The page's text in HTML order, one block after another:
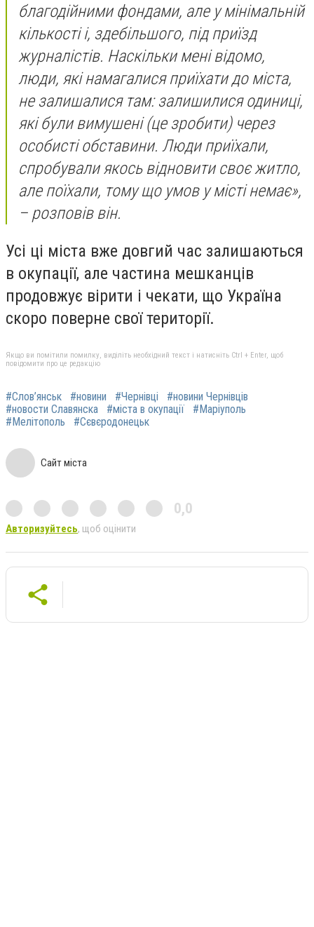
благодійними фондами, але у мінімальній
кількості і, здебільшого, під приїзд
журналістів. Наскільки мені відомо,
люди, які намагалися приїхати до міста,
не залишалися там: залишилися одиниці,
які були вимушені (це зробити) через
особисті обставини. Люди приїхали,
спробували якось відновити своє житло,
але поїхали, тому що умов у місті немає»,
– розповів він.
Усі ці міста вже довгий час залишаються
в окупації, але частина мешканців
продовжує вірити і чекати, що Україна
скоро поверне свої території.
Якщо ви помітили помилку, виділіть необхідний текст і натисніть Ctrl + Enter, щоб
повідомити про це редакцію
#Слов’янськ #новини #Чернівці
#новини Чернівців
#новости Славянска
#міста в окупації
#Маріуполь
#Мелітополь
#Сєвєродонецьк
Сайт міста
0,0
Авторизуйтесь, щоб оцінити